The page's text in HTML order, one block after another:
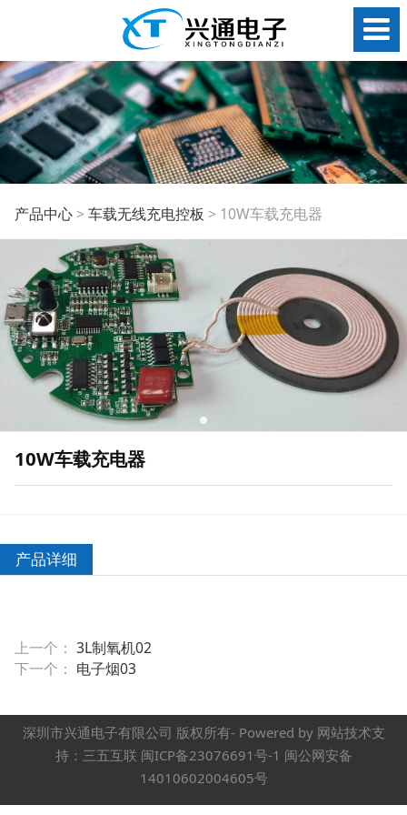
10W车载充电器
产品中心> 车载无线充电控板 > 10W车载充电器
10W车载充电器
产品详细
上一个： 3L制氧机02
下一个： 电子烟03
深圳市兴通电子有限公司 版权所有- Powered by 网站技术支
持：三五互联 闽ICP备23076691号-1 闽公网安备
14010602004605号